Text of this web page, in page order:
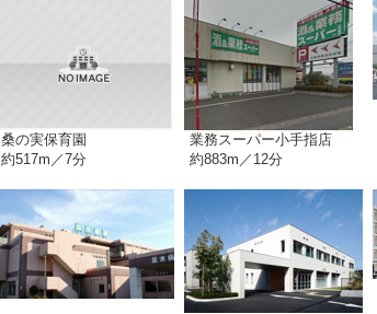
桑の実保育園
約517m／7分
業務スーパー小手指店
約883m／12分